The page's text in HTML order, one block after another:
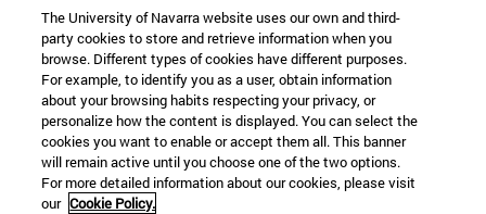
agentes centroamericanos
El acuerdo para instalar en Cuba una estación de
Glonass reaviva las sospechas de que los rusos
pueden volver a usar la isla para el espionaje sobre
EEUU como en la Guerra Fría
The University of Navarra website uses our own and third-
party cookies to store and retrieve information when you
browse. Different types of cookies have different purposes.
For example, to identify you as a user, obtain information
about your browsing habits respecting your privacy, or
personalize how the content is displayed. You can select the
cookies you want to enable or accept them all. This banner
will remain active until you choose one of the two options.
For more detailed information about our cookies, please visit
our Cookie Policy.